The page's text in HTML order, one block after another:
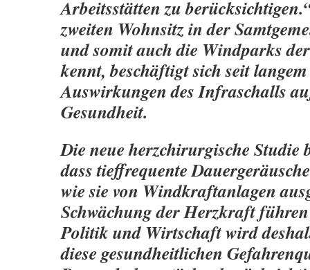
Arbeitsstätten zu
zweiten Wohnsitz in der
und somit auch die Windparks
kennt, beschäftigt sich seit
Auswirkungen des Infraschalls
Gesundheit.
Die neue herzchirurgische Studie
dass tieffrequente
wie sie von Windkraftanlagen
Schwächung der Herzkraft
Politik und Wirtschaft wird
diese gesundheitlichen